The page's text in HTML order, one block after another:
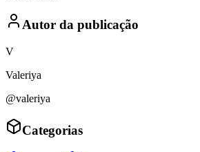
Autor da publicação
V
Valeriya
@valeriya
Categorias